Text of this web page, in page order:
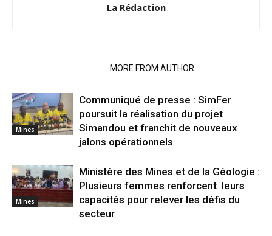
La Rédaction
MORE FROM AUTHOR
Mines
Communiqué de presse : SimFer
poursuit la réalisation du projet
Simandou et franchit de nouveaux
jalons opérationnels
Mines
Ministère des Mines et de la Géologie :
Plusieurs femmes renforcent leurs
capacités pour relever les défis du
secteur